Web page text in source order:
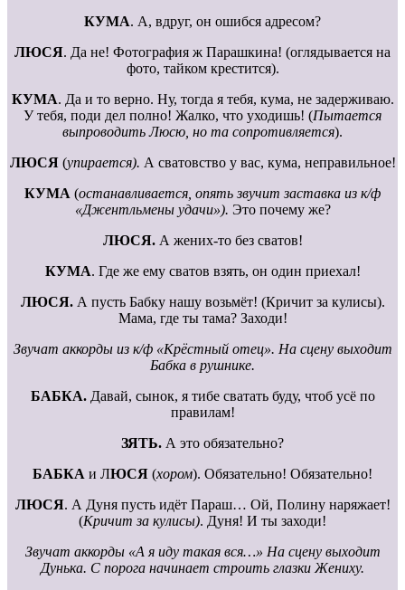
КУМА. А, вдруг, он ошибся адресом?
ЛЮСЯ. Да не! Фотография ж Парашкина! (оглядывается на
фото, тайком крестится).
КУМА. Да и то верно. Ну, тогда я тебя, кума, не задерживаю.
У тебя, поди дел полно! Жалко, что уходишь! (Пытается
выпроводить Люсю, но та сопротивляется).
ЛЮСЯ (упирается). А сватовство у вас, кума, неправильное!
КУМА (останавливается, опять звучит заставка из к/ф
«Джентльмены удачи»). Это почему же?
ЛЮСЯ.А жених-то без сватов!
КУМА. Где же ему сватов взять, он один приехал!
ЛЮСЯ.А пусть Бабку нашу возьмёт! (Кричит за кулисы).
Мама, где ты тама? Заходи!
Звучат аккорды из к/ф «Крёстный отец». На сцену выходит
Бабка в рушнике.
БАБКА.Давай, сынок, я тибе сватать буду, чтоб усё по
правилам!
ЗЯТЬ. А это обязательно?
БАБКА и ЛЮСЯ (хором). Обязательно! Обязательно!
ЛЮСЯ. А Дуня пусть идёт Параш… Ой, Полину наряжает!
(Кричит за кулисы). Дуня! И ты заходи!
Звучат аккорды «А я иду такая вся…» На сцену выходит
Дунька. С порога начинает строить глазки Жениху.